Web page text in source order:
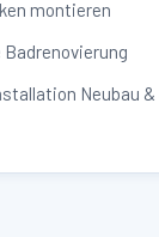
montieren
Neubau &